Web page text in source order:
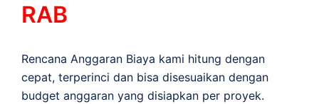
RAB
Rencana Anggaran Biaya kami hitung dengan
cepat, terperinci dan bisa disesuaikan dengan
budget anggaran yang disiapkan per proyek.